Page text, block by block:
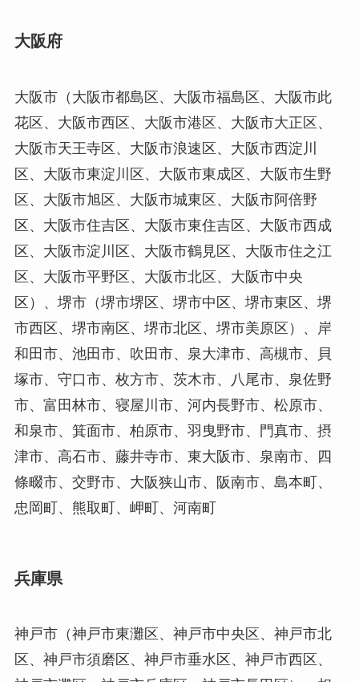
大阪府
大阪市（大阪市都島区、大阪市福島区、大阪市此
花区、大阪市西区、大阪市港区、大阪市大正区、
大阪市天王寺区、大阪市浪速区、大阪市西淀川
区、大阪市東淀川区、大阪市東成区、大阪市生野
区、大阪市旭区、大阪市城東区、大阪市阿倍野
区、大阪市住吉区、大阪市東住吉区、大阪市西成
区、大阪市淀川区、大阪市鶴見区、大阪市住之江
区、大阪市平野区、大阪市北区、大阪市中央
区）、堺市（堺市堺区、堺市中区、堺市東区、堺
市西区、堺市南区、堺市北区、堺市美原区）、岸
和田市、池田市、吹田市、泉大津市、高槻市、貝
塚市、守口市、枚方市、茨木市、八尾市、泉佐野
市、富田林市、寝屋川市、河内長野市、松原市、
和泉市、箕面市、柏原市、羽曳野市、門真市、摂
津市、高石市、藤井寺市、東大阪市、泉南市、四
條畷市、交野市、大阪狭山市、阪南市、島本町、
忠岡町、熊取町、岬町、河南町
兵庫県
神戸市（神戸市東灘区、神戸市中央区、神戸市北
区、神戸市須磨区、神戸市垂水区、神戸市西区、